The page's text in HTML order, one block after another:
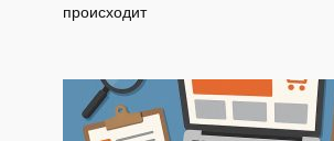
происходит